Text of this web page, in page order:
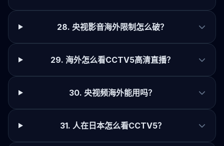
28. 央视影音海外限制怎么破？
29. 海外怎么看CCTV5高清直播？
30. 央视频海外能用吗？
31. 人在日本怎么看CCTV5？